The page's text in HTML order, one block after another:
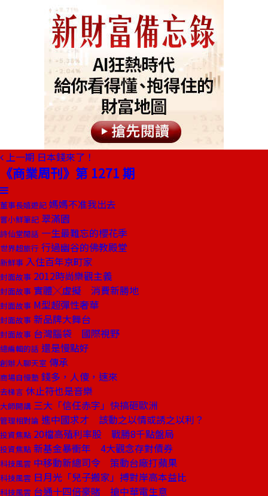
上一期 日本錢來了！
《商業周刊》第 1271 期
董事長嬉遊記 媽媽不准我出去
嘗小鮮筆記 翠滿園
詩仙堂閒話 一生最難忘的櫻花季
世界超旅行 行過幽谷的佛教殿堂
新鮮事 入住百年京町家
封面故事 2012時尚樂觀主義
封面故事 實體╳虛擬 消費新勝地
封面故事 M型超彈性奢華
封面故事 新品牌大舞台
封面故事 台灣腦袋 國際視野
總編輯的話 還是慢點好
創辦人聊天室 傳承
商場自慢塾 錢多，人傻，速來
去梯言 休止符也是音樂
大師開講 三大「信任赤字」快搞砸歐洲
管理相對論 進中國求才 該動之以情或誘之以利？
投資焦點 20檔高殖利率股 戰勝8千點盤局
投資焦點 新基金暴衝年 4大觀念存對債券
科技風雲 中移動新總司令 策動台廠打蘋果
科技風雲 日月光「兒子搬家」搏對岸高本益比
科技風雲 台通十四倍豪賭 搶中華電生意